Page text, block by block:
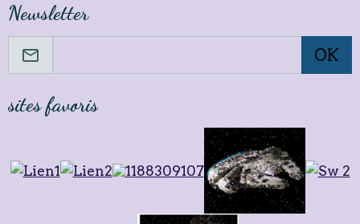
Newsletter
OK
sites favoris